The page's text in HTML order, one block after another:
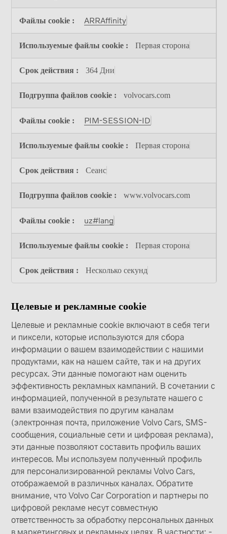
ARRAffinity
Первая сторона
364 Дни
volvocars.com
PIM-SESSION-ID
Первая сторона
Сеанс
www.volvocars.com
uz#lang
Первая сторона
Несколько секунд
Целевые и рекламные cookie
Целевые и рекламные cookie включают в себя теги
и пиксели, которые используются для сбора
информации о вашем взаимодействии с нашими
продуктами, как на нашем сайте, так и на других
ресурсах. Эти данные помогают нам оценить
эффективность рекламных кампаний. В сочетании с
информацией, полученной в результате нашего с
вами взаимодействия по другим каналам
(электронная почта, приложение Volvo Cars, SMS-
сообщения, социальные сети и цифровая реклама),
эти данные позволяют составить профиль ваших
интересов. Мы используем полученный профиль
для персонализированной рекламы Volvo Cars,
отображаемой в различных каналах. Обратите
внимание, что Volvo Car Corporation и партнеры по
цифровой рекламе несут совместную
ответственность за обработку персональных данных